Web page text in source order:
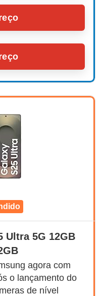
Ultra 5G 12GB
agora com
o lançamento do
de nível